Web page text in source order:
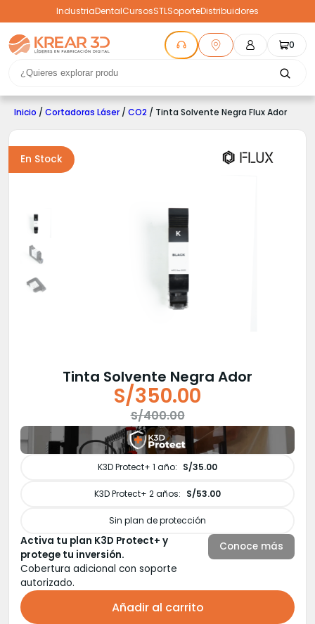
IndustriaDentalCursosSTLSoporteDistribuidores
0
Inicio / Cortadoras Láser / CO2 / Tinta Solvente Negra Flux Ador
En Stock
Tinta Solvente Negra Ador
S/400.00
precio
original
S/400.00.
S/350.00
precio
actual
S/350.00.
K3D Protect+ 1 año: S/35.00
K3D Protect+ 2 años: S/53.00
Sin plan de protección
Activa tu plan K3D Protect+ y
protege tu inversión.
Cobertura adicional con soporte
autorizado.
Conoce más
Añadir al carrito